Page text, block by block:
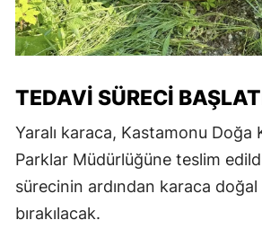
TEDAVI SÜRECI
Yaralı karaca, Kastamonu Doğa
Parklar Müdürlüğüne teslim
sürecinin ardından karaca doğal
bırakılacak.